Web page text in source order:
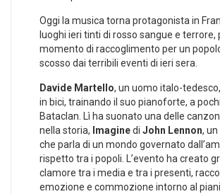
Oggi la musica torna protagonista in
luoghi ieri tinti di rosso sangue e terrore,
momento di raccoglimento per un
scosso dai terribili eventi di ieri sera.
Davide Martello, un uomo italo-
in bici, trainando il suo pianoforte, a
Bataclan. Lì ha suonato una delle
nella storia, Imaginedi John Lennon,
che parla di un mondo governato
rispetto tra i popoli. L’evento ha creato
clamore tra i media e tra i presenti,
emozione e commozione intorno al